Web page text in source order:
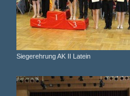
Siegerehrung AK II Latein